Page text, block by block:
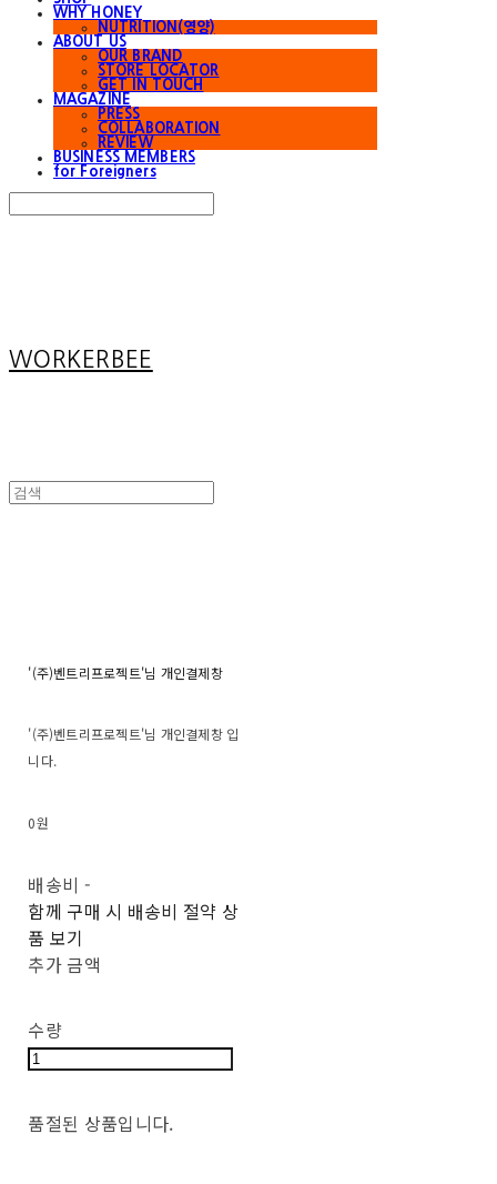
WHY HONEY
NUTRITION(영양)
ABOUT US
OUR BRAND
STORE LOCATOR
GET IN TOUCH
MAGAZINE
PRESS
COLLABORATION
REVIEW
BUSINESS MEMBERS
for Foreigners
WORKERBEE
'(주)벤트리프로젝트'님 개인결제창
'(주)벤트리프로젝트'님 개인결제창 입
니다.
0원
배송비 -
함께 구매 시 배송비 절약 상
품 보기
추가 금액
수량
품절된 상품입니다.